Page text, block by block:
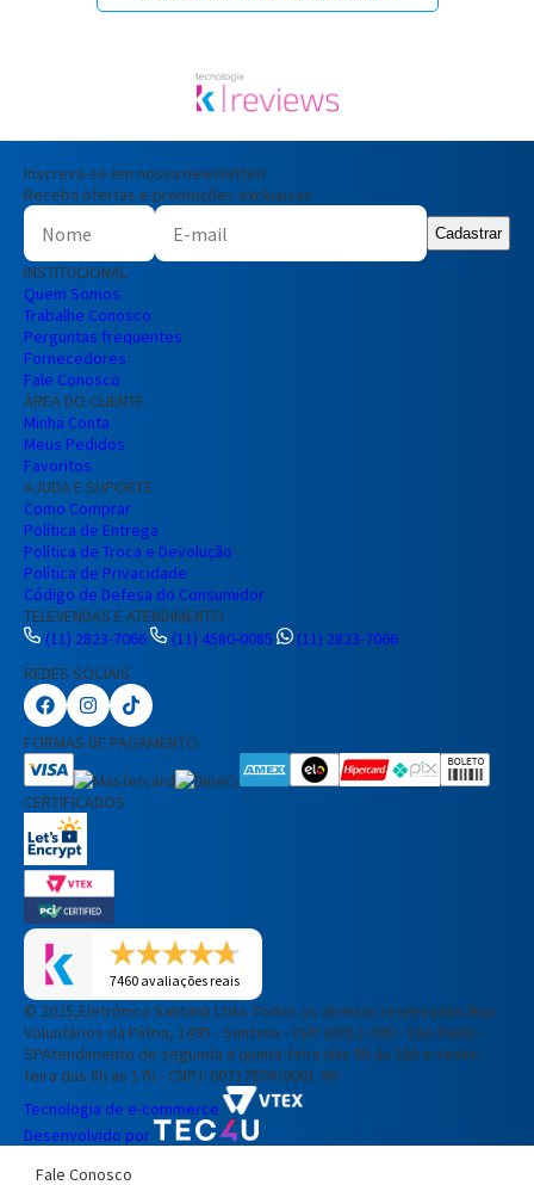
Inscreva-se em nossa newsletter!
Receba ofertas e promoções exclusivas
Cadastrar
INSTITUCIONAL
Quem Somos
Trabalhe Conosco
Perguntas frequentes
Fornecedores
Fale Conosco
ÁREA DO CLIENTE
Minha Conta
Meus Pedidos
Favoritos
AJUDA E SUPORTE
Como Comprar
Política de Entrega
Política de Troca e Devolução
Política de Privacidade
Código de Defesa do Consumidor
TELEVENDAS E ATENDIMENTO
(11) 2823-7066
(11) 4580-0085
(11) 2823-7066
REDES SOCIAIS
FORMAS DE PAGAMENTO
CERTIFICADOS
7460 avaliações reais
© 2025,Eletrônica Santana Ltda. Todos os direitos reservados.Rua
Voluntários da Pátria, 1495 - Santana - CEP 02011-200 - São Paulo -
SPAtendimento de segunda à quinta-feira das 8h às 18h e sexta-
feira das 8h às 17h - CNPJ: 60717899/0001-90
Tecnologia de e-commerce
Desenvolvido por
Fale Conosco